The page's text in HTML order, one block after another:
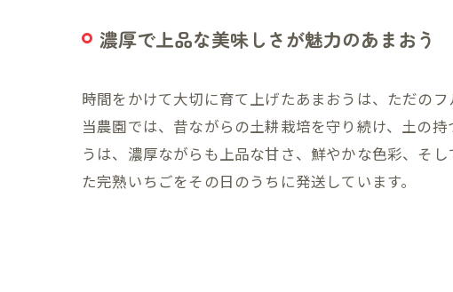
濃厚で上品な美味しさが魅力のあまおう
時間をかけて大切に育て上げたあまおうは、ただの
当農園では、昔ながらの土耕栽培を守り続け、土の
うは、濃厚ながらも上品な甘さ、鮮やかな色彩、そ
た完熟いちごをその日のうちに発送しています。